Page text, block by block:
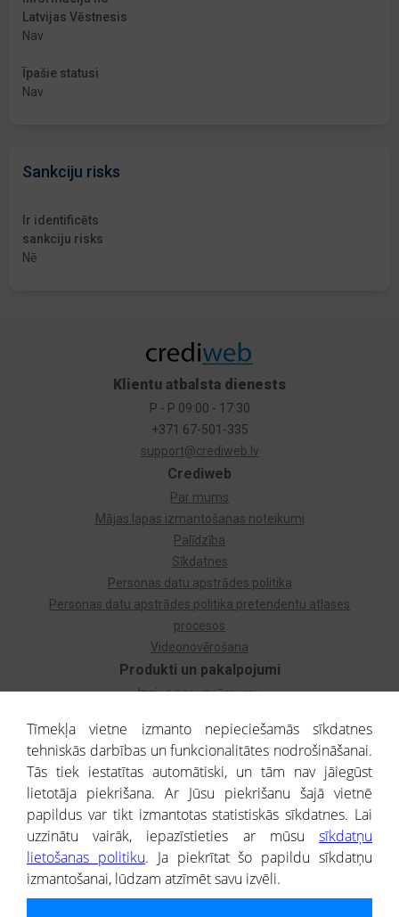
Latvijas Vēstnesis
Nav
Īpašie statusi
Nav
Sankciju risks
Ir identificēts
sankciju risks
Nē
Produkti un pakalpojumi
Izziņa par uzņēmumu
Dzimtas koks
Uzņēmumu atlase
Monitorings
Kredītizziņa par ārvalstu uzņēmumiem
Crediweb
Par mums
Mājas lapas izmantošanas noteikumi
Palīdzība
Sīkdatnes
Personas datu apstrādes politika
Personas datu apstrādes politika pretendentu atlases
procesos
Videonovērošana
Klientu atbalsta dienests
P - P 09:00 - 17:30
+371 67-501-335
support@crediweb.lv
® CREDITREFORM Latvija
SIA
Tīmekļa vietne izmanto nepieciešamās sīkdatnes
tehniskās darbības un funkcionalitātes nodrošināšanai.
Tās tiek iestatītas automātiski, un tām nav jāiegūst
lietotāja piekrišana. Ar Jūsu piekrišanu šajā vietnē
papildus var tikt izmantotas statistiskās sīkdatnes. Lai
uzzinātu vairāk, iepazīstieties ar mūsu sīkdatņu
lietošanas politiku. Ja piekrītat šo papildu sīkdatņu
izmantošanai, lūdzam atzīmēt savu izvēli.